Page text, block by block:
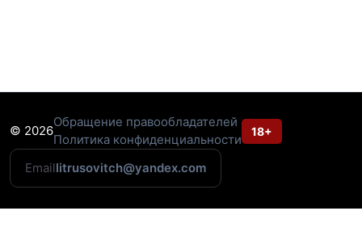
© 2026
Обращение правообладателей
Политика конфиденциальности
18+
Emaillitrusovitch@yandex.com